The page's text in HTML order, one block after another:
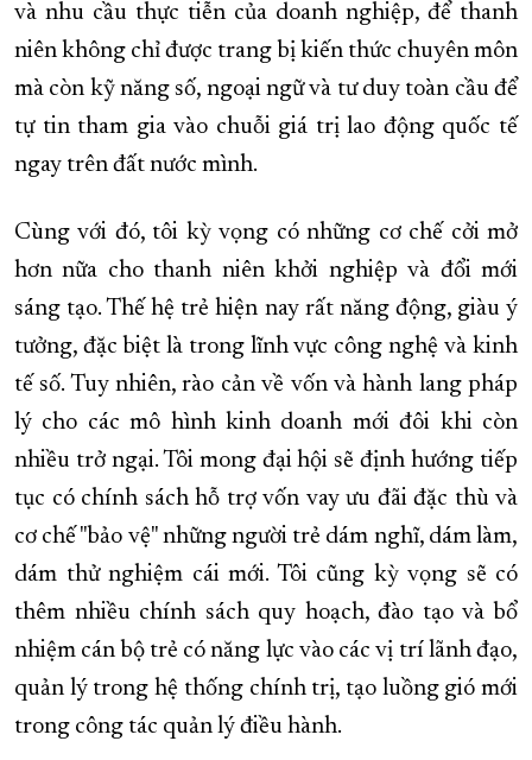
và nhu cầu thực tiễn của doanh nghiệp, để thanh
niên không chỉ được trang bị kiến thức chuyên môn
mà còn kỹ năng số, ngoại ngữ và tư duy toàn cầu để
tự tin tham gia vào chuỗi giá trị lao động quốc tế
ngay trên đất nước mình.
Cùng với đó, tôi kỳ vọng có những cơ chế cởi mở
hơn nữa cho thanh niên khởi nghiệp và đổi mới
sáng tạo. Thế hệ trẻ hiện nay rất năng động, giàu ý
tưởng, đặc biệt là trong lĩnh vực công nghệ và kinh
tế số. Tuy nhiên, rào cản về vốn và hành lang pháp
lý cho các mô hình kinh doanh mới đôi khi còn
nhiều trở ngại. Tôi mong đại hội sẽ định hướng tiếp
tục có chính sách hỗ trợ vốn vay ưu đãi đặc thù và
cơ chế "bảo vệ" những người trẻ dám nghĩ, dám làm,
dám thử nghiệm cái mới. Tôi cũng kỳ vọng sẽ có
thêm nhiều chính sách quy hoạch, đào tạo và bổ
nhiệm cán bộ trẻ có năng lực vào các vị trí lãnh đạo,
quản lý trong hệ thống chính trị, tạo luồng gió mới
trong công tác quản lý điều hành.